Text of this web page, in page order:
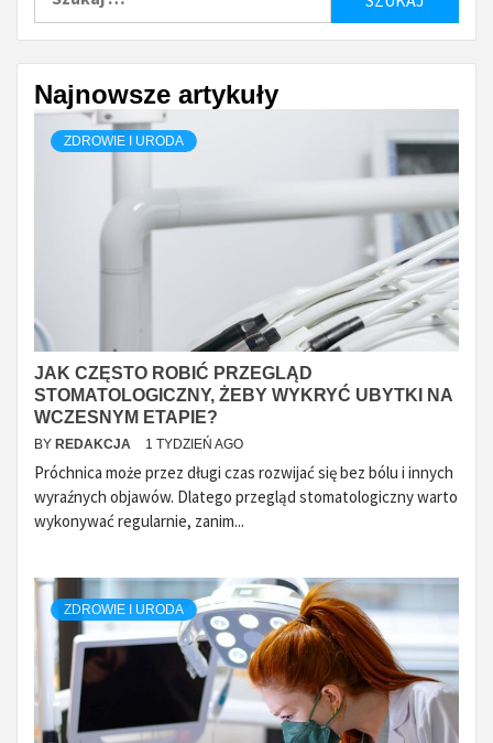
Najnowsze artykuły
ZDROWIE I URODA
JAK CZĘSTO ROBIĆ PRZEGLĄD
STOMATOLOGICZNY, ŻEBY WYKRYĆ UBYTKI NA
WCZESNYM ETAPIE?
BY REDAKCJA 1 TYDZIEŃ AGO
Próchnica może przez długi czas rozwijać się bez bólu i innych
wyraźnych objawów. Dlatego przegląd stomatologiczny warto
wykonywać regularnie, zanim...
ZDROWIE I URODA